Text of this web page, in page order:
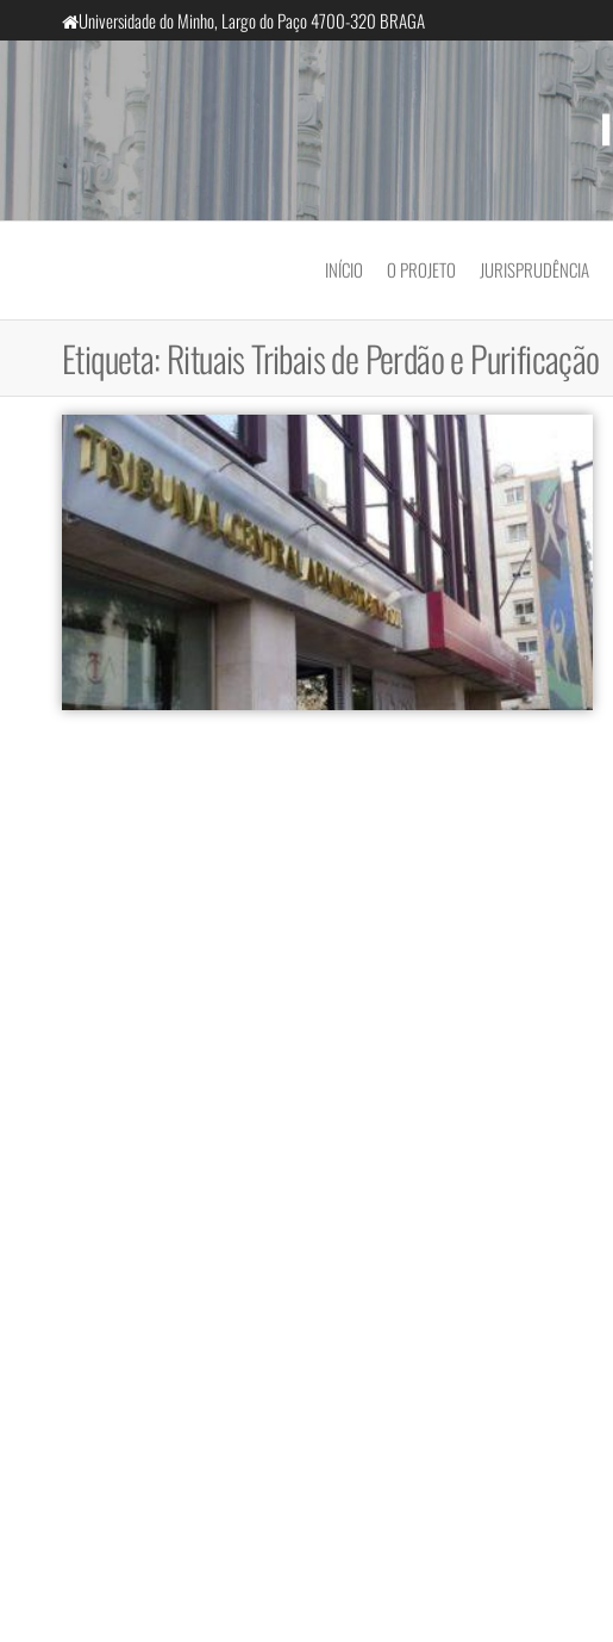
para
Universidade do Minho, Largo do Paço 4700-320 BRAGA
InclusiveCourts
INÍCIO O PROJETO JURISPRUDÊNCIA
Etiqueta:Rituais Tribais de Perdão e Purificação